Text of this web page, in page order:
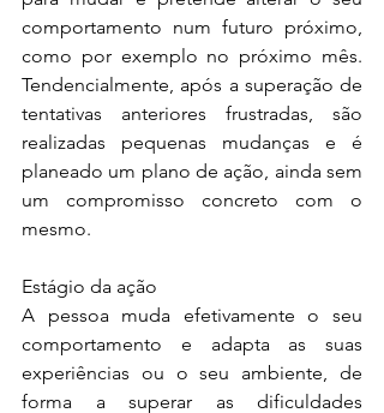
comportamento num futuro próximo,
como por exemplo no próximo mês.
Tendencialmente, após a superação de
tentativas anteriores frustradas, são
realizadas pequenas mudanças e é
planeado um plano de ação, ainda sem
um compromisso concreto com o
mesmo.
Estágio da ação
A pessoa muda efetivamente o seu
comportamento e adapta as suas
experiências ou o seu ambiente, de
forma a superar as dificuldades